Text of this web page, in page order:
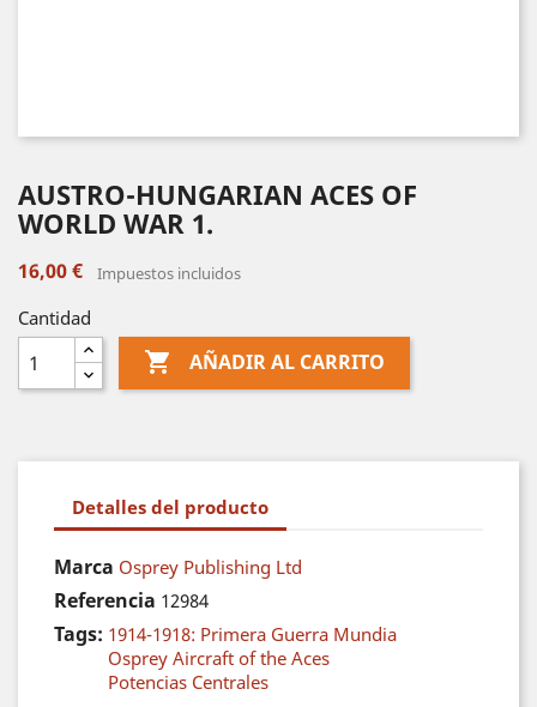
AUSTRO-HUNGARIAN ACES OF
WORLD WAR 1.
16,00 € Impuestos incluidos
Cantidad
 AÑADIR AL CARRITO
Detalles del producto
Marca Osprey Publishing Ltd
Referencia 12984
Tags: 1914-1918: Primera Guerra Mundia
Osprey Aircraft of the Aces
Potencias Centrales